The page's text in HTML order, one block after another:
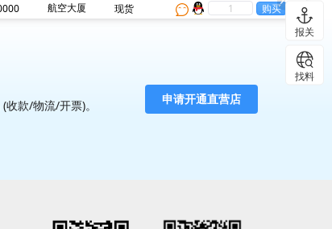
航空大厦 现货
款/物流/开票)。
报关
找料